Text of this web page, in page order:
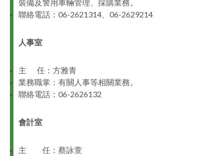
裝備及警用車輛管理、採購業務。
聯絡電話：06-2621314、06-2629214
人事室
主 任：方雅青
業務職掌：有關人事等相關業務。
聯絡電話：06-2626132
會計室
主 任：蔡詠萱